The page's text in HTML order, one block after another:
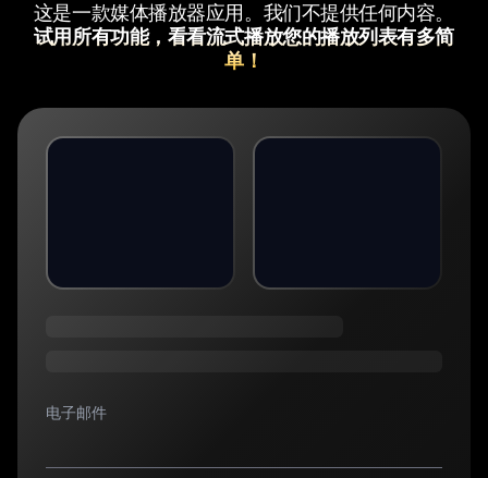
这是一款媒体播放器应用。我们不提供任何内容。
试用所有功能，看看流式播放您的播放列表有多简
单！
电子邮件